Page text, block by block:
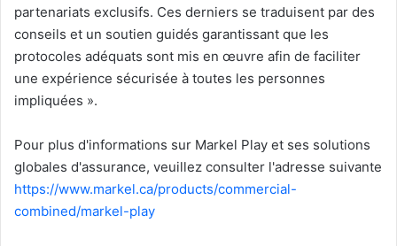
partenariats exclusifs. Ces derniers se traduisent par des
conseils et un soutien guidés garantissant que les
protocoles adéquats sont mis en œuvre afin de faciliter
une expérience sécurisée à toutes les personnes
impliquées ».
Pour plus d'informations sur Markel Play et ses solutions
globales d'assurance, veuillez consulter l'adresse suivante
https://www.markel.ca/products/commercial-
combined/markel-play